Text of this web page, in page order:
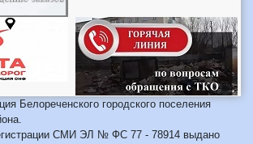
Белореченского городского поселения
СМИ ЭЛ № ФС 77 - 78914 выдано